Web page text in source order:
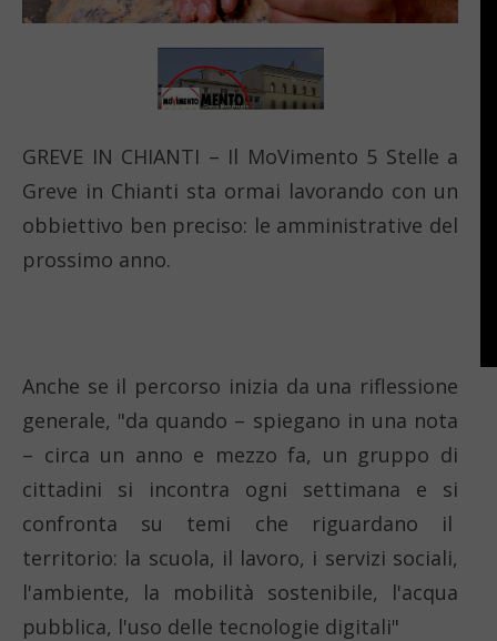
GREVE IN CHIANTI – Il MoVimento 5 Stelle a
Greve in Chianti sta ormai lavorando con un
obbiettivo ben preciso: le amministrative del
prossimo anno.
Anche se il percorso inizia da una riflessione
generale, "da quando – spiegano in una nota
– circa un anno e mezzo fa, un gruppo di
cittadini si incontra ogni settimana e si
confronta su temi che riguardano il
territorio: la scuola, il lavoro, i servizi sociali,
l'ambiente, la mobilità sostenibile, l'acqua
pubblica, l'uso delle tecnologie digitali"